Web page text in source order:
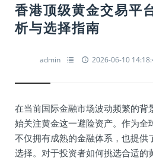
香港顶级黄金交易平
析与选择指南
admin 2026-06-10
在当前国际金融市场波动频繁的背
始关注黄金这一避险资产。作为全
不仅拥有成熟的金融体系，也提供
选择。对于投资者如何挑选合适的